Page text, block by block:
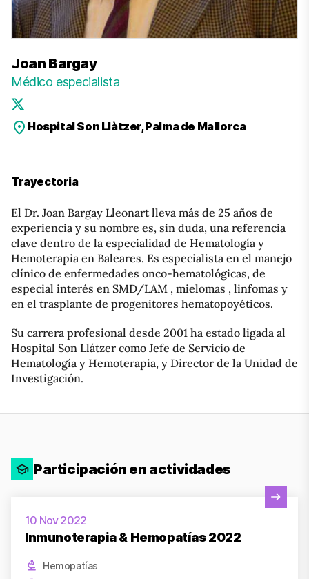
Joan Bargay
Médico especialista
Hospital Son Llàtzer, Palma de Mallorca
Trayectoria
El Dr. Joan Bargay Lleonart lleva más de 25 años de
experiencia y su nombre es, sin duda, una referencia
clave dentro de la especialidad de Hematología y
Hemoterapia en Baleares. Es especialista en el manejo
clínico de enfermedades onco-hematológicas, de
especial interés en SMD/LAM , mielomas , linfomas y
en el trasplante de progenitores hematopoyéticos.
Su carrera profesional desde 2001 ha estado ligada al
Hospital Son Llátzer como Jefe de Servicio de
Hematología y Hemoterapia, y Director de la Unidad de
Investigación.
Participación en actividades
10 Nov 2022
Inmunoterapia & Hemopatías 2022
Hemopatías